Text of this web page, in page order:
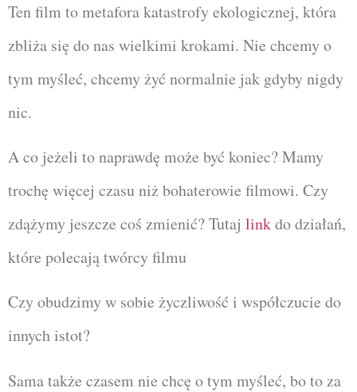
Ten film to metafora katastrofy ekologicznej, która
zbliża się do nas wielkimi krokami. Nie chcemy o
tym myśleć, chcemy żyć normalnie jak gdyby nigdy
nic.
A co jeżeli to naprawdę może być koniec? Mamy
trochę więcej czasu niż bohaterowie filmowi. Czy
zdążymy jeszcze coś zmienić? Tutaj linkdo działań,
które polecają twórcy filmu
Czy obudzimy w sobie życzliwość i współczucie do
innych istot?
Sama także czasem nie chcę o tym myśleć, bo to za